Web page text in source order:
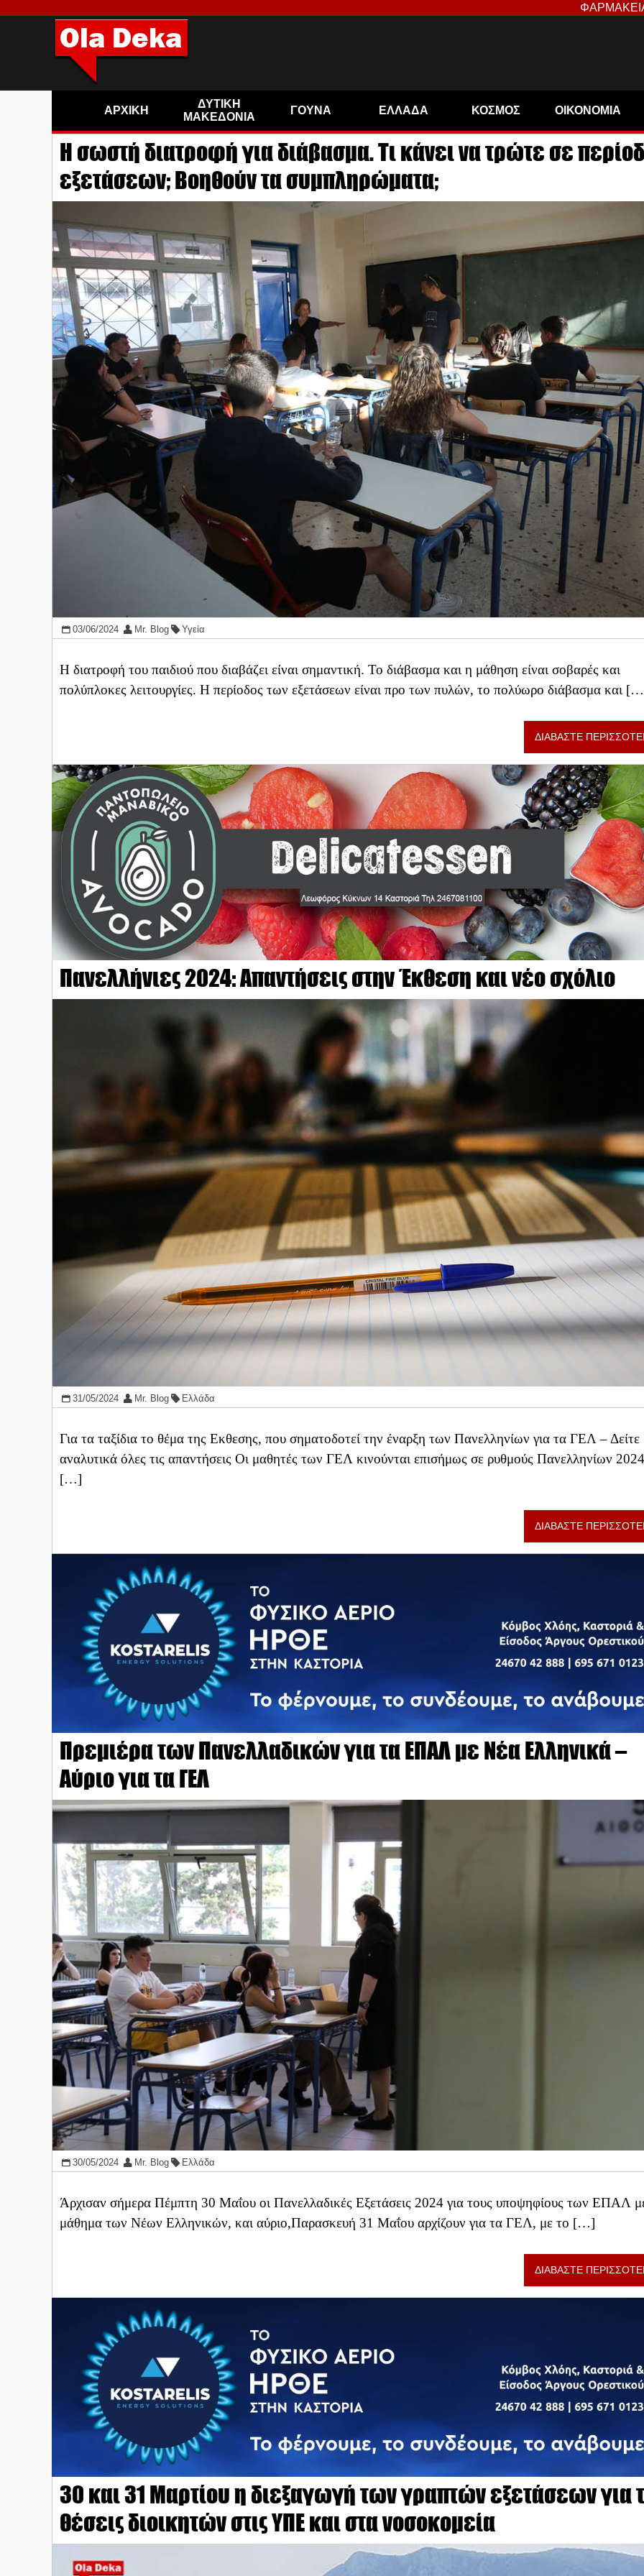
ΑΡΧΙΚΗ
ΔΥΤΙΚΗ
ΜΑΚΕΔΟΝΙΑ
ΓΟΥΝΑ ΕΛΛΑΔΑ ΚΟΣΜΟΣ ΟΙΚΟΝΟΜΙΑ
Η σωστή διατροφή για διάβασμα. Τι κάνει να τρώτε σε
εξετάσεων; Βοηθούν τα συμπληρώματα;
03/06/2024 Mr. Blog Υγεία
Η διατροφή του παιδιού που διαβάζει είναι σημαντική. Το διάβασμα και η μάθηση είναι σοβαρές και
πολύπλοκες λειτουργίες. Η περίοδος των εξετάσεων είναι προ των πυλών, το πολύωρο διάβασμα και
ΔΙΑΒΑΣΤΕ
Πανελλήνιες 2024: Aπαντήσεις στην Έκθεση και νέο σχόλιο
31/05/2024 Mr. Blog Ελλάδα
Για τα ταξίδια το θέμα της Εκθεσης, που σηματοδοτεί την έναρξη των Πανελληνίων για τα ΓΕΛ – Δείτε
αναλυτικά όλες τις απαντήσεις Οι μαθητές των ΓΕΛ κινούνται επισήμως σε ρυθμούς Πανελληνίων 2024
[…]
ΔΙΑΒΑΣΤΕ
Πρεμιέρα των Πανελλαδικών για τα ΕΠΑΛ με Νέα Ελληνικά –
Αύριο για τα ΓΕΛ
30/05/2024 Mr. Blog Ελλάδα
Άρχισαν σήμερα Πέμπτη 30 Μαΐου οι Πανελλαδικές Εξετάσεις 2024 για τους υποψηφίους των ΕΠΑΛ
μάθημα των Νέων Ελληνικών, και αύριο,Παρασκευή 31 Μαΐου αρχίζουν για τα ΓΕΛ, με το […]
ΔΙΑΒΑΣΤΕ
30 και 31 Μαρτίου η διεξαγωγή των γραπτών εξετάσεων για
θέσεις διοικητών στις ΥΠΕ και στα νοσοκομεία